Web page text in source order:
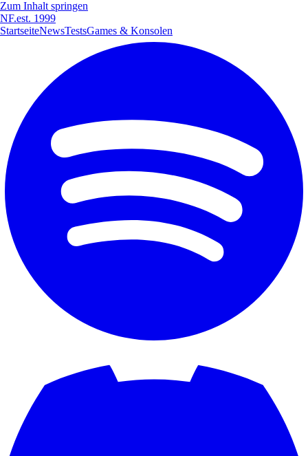
Zum Inhalt springen
NF.est. 1999
StartseiteNewsTestsGames & Konsolen